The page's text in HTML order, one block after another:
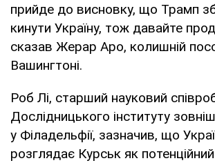
прийде до висновку, що Трамп
кинути Україну, тож давайте
сказав Жерар Аро, колишній
Вашингтоні.
Роб Лі, старший науковий
Дослідницького інституту
у Філадельфії, зазначив, що
розглядає Курськ як